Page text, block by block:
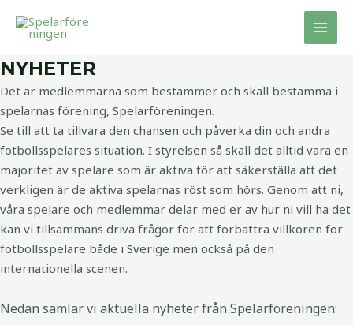
NYHETER
Det är medlemmarna som bestämmer och skall bestämma i
spelarnas förening, Spelarföreningen.
Se till att ta tillvara den chansen och påverka din och andra
fotbollsspelares situation. I styrelsen så skall det alltid vara en
majoritet av spelare som är aktiva för att säkerställa att det
verkligen är de aktiva spelarnas röst som hörs. Genom att ni,
våra spelare och medlemmar delar med er av hur ni vill ha det
kan vi tillsammans driva frågor för att förbättra villkoren för
fotbollsspelare både i Sverige men också på den
internationella scenen.
Nedan samlar vi aktuella nyheter från Spelarföreningen: